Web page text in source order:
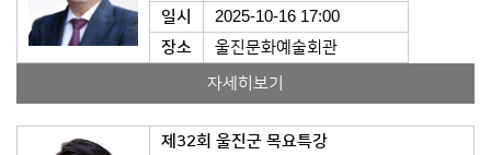
일시
2025-10-16 17:00
장소
울진문화예술회관
자세히보기
제32회 울진군 목요특강